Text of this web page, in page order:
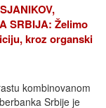
SRBIJA: Želimo
kroz organski
kombinovanom
Srbije je